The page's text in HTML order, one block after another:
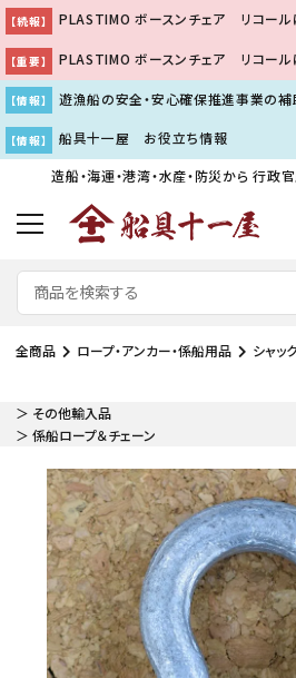
【続報】 PLASTIMO ボースンチェア リコール
【重要】 PLASTIMO ボースンチェア リコール
【情報】 遊漁船の安全・安心確保推進事業の
【情報】
船具十一屋 お役立ち情報
造船・海運・港湾・水産・防災から行政官
全商品 ロープ・アンカー・係船用品 シャッ
＞ その他輸入品
＞ 係船ロープ＆チェーン